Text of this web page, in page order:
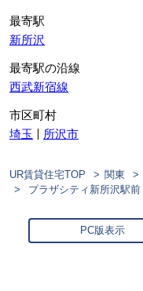
最寄駅
新所沢
最寄駅の沿線
西武新宿線
市区町村
埼玉
所沢市
UR賃貸住宅TOP 関東
プラザシティ新所沢駅前
PC版表示